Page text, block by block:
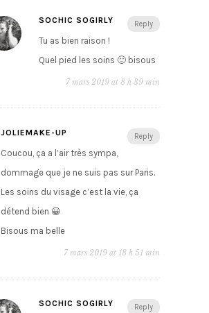
Reply
SOCHIC SOGIRLY
Tu as bien raison !
Quel pied les soins 🙂 bisous
7 mars 2019 at 8 h 39 min
Reply
JOLIEMAKE-UP
Coucou, ça a l’air très sympa,
dommage que je ne suis pas sur Paris.
Les soins du visage c’est la vie, ça
détend bien 😀
Bisous ma belle
7 mars 2019 at 18 h 51 min
Reply
SOCHIC SOGIRLY